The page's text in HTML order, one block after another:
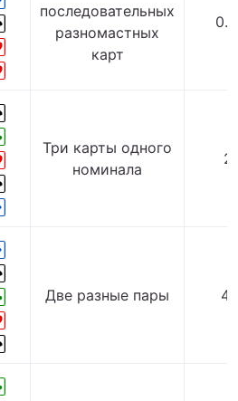
последовательных
разномастных
карт
Три карты одного
номинала
Две разные пары